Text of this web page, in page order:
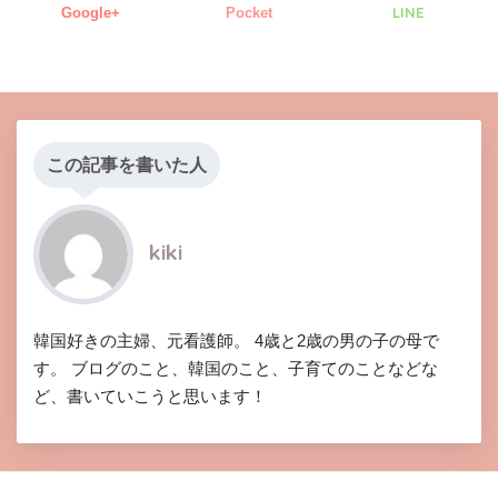
Google+ Pocket LINE
この記事を書いた人
kiki
韓国好きの主婦、元看護師。 4歳と2歳の男の子の母で
す。 ブログのこと、韓国のこと、子育てのことなどな
ど、書いていこうと思います！